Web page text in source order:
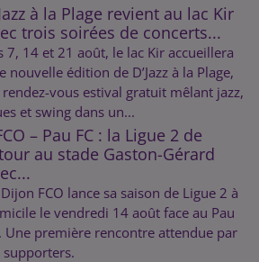
à la Plage revient au lac Kir
trois soirées de concerts...
7, 14 et 21 août, le lac Kir accueillera
nouvelle édition de D’Jazz à la Plage,
vous estival gratuit mêlant jazz,
et swing dans un...
– Pau FC : la Ligue 2 de
au stade Gaston-Gérard
FCO lance sa saison de Ligue 2 à
le vendredi 14 août face au Pau
Une première rencontre attendue par
supporters.